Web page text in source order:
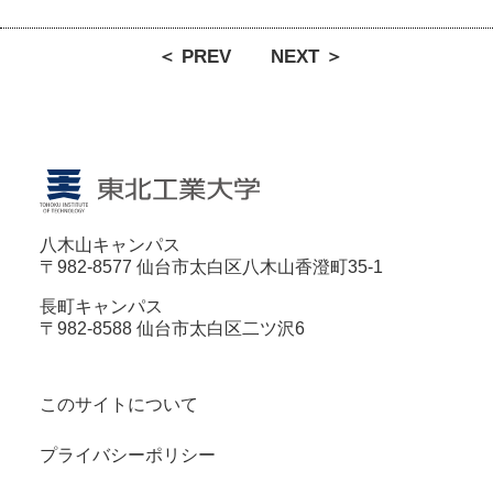
＜ PREV NEXT ＞
八木山キャンパス
〒982-8577 仙台市太白区八木山香澄町35-1
長町キャンパス
〒982-8588 仙台市太白区二ツ沢6
このサイトについて
プライバシーポリシー